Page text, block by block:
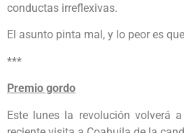
conductas irreflexivas.
El asunto pinta mal, y lo peor es
***
Premio gordo
Este lunes la revolución volverá